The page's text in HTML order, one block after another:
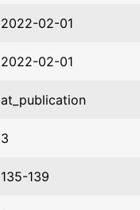
2022-02-01
2022-02-01
at_publication
3
135-139